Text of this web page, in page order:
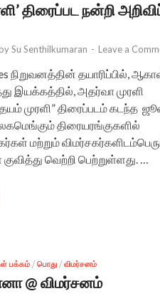
திரைப்பட நன்றி
bySu Senthilkumaran - Leave a
நிறுவனத்தின் தயாரிப்பில்,
இயக்கத்தில், அதர்வா முரளி
முரளி” திரைப்படம் கடந்த
திரையரங்குகளில்
மற்றும்
வெற்றி பெற்றுள்ளது. …
பக்கம் / பொது / விமர்சனம்
@ விமர்சனம்